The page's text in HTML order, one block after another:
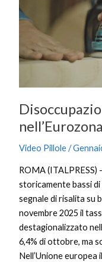
nell’Eurozona
Video Pillole/
ROMA (ITALPRESS)
storicamente bassi di
segnale di risalita su
novembre 2025 il
destagionalizzato
6,4% di ottobre, ma
Nell’Unione europea
crescita
nell’Eurozona